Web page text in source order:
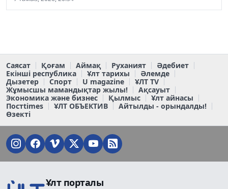
Саясат Қоғам Аймақ Руханият
Әдебиет
Екінші республика
Ұлт тарихы
Әлемде
Дызетер
Спорт U magazine
ҰЛТ TV
Жұмысшы мамандықтар жылы!
Ақсауыт
Экономика және бизнес
Қылмыс
Ұлт айнасы
Постtimes
ҰЛТ ОБЪЕКТИВ
Айтылды - орындалды!
Өзекті
Ұлт порталы